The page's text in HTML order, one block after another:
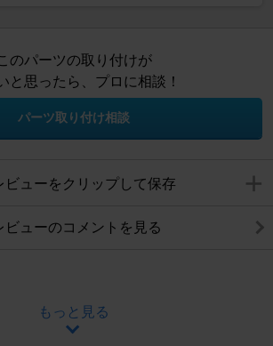
のパーツの取り付けが
と思ったら、プロに相談！
パーツ取り付け相談
ビューをクリップして保存
ビューのコメントを見る
もっと見る